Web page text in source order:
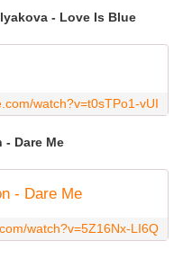
- Love Is Blue
watch?v=t0sTPo1-vUI
- Dare Me
- Dare Me
watch?v=5Z16Nx-LI6Q